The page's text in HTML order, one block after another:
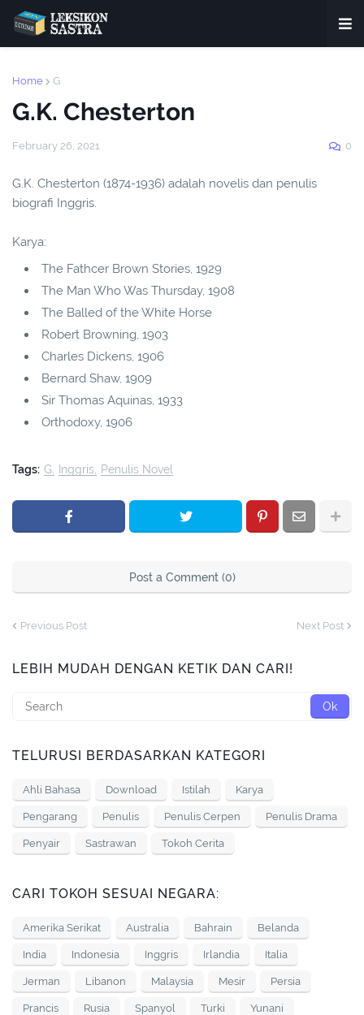
Home G
G.K. Chesterton
February 26, 2021 0
G.K. Chesterton (1874-1936) adalah novelis dan penulis
biografi Inggris.
Karya:
The Fathcer Brown Stories, 1929
The Man Who Was Thursday, 1908
The Balled of the White Horse
Robert Browning, 1903
Charles Dickens, 1906
Bernard Shaw, 1909
Sir Thomas Aquinas, 1933
Orthodoxy, 1906
Tags: G Inggris Penulis Novel
Post a Comment (0)
Previous Post Next Post
LEBIH MUDAH DENGAN KETIK DAN CARI!
TELURUSI BERDASARKAN KATEGORI
Ahli Bahasa Download Istilah Karya
Pengarang Penulis Penulis Cerpen Penulis Drama
Penyair Sastrawan Tokoh Cerita
CARI TOKOH SESUAI NEGARA:
Amerika Serikat Australia Bahrain Belanda
India Indonesia Inggris Irlandia Italia
Jerman Libanon Malaysia Mesir Persia
Prancis Rusia Spanyol Turki Yunani